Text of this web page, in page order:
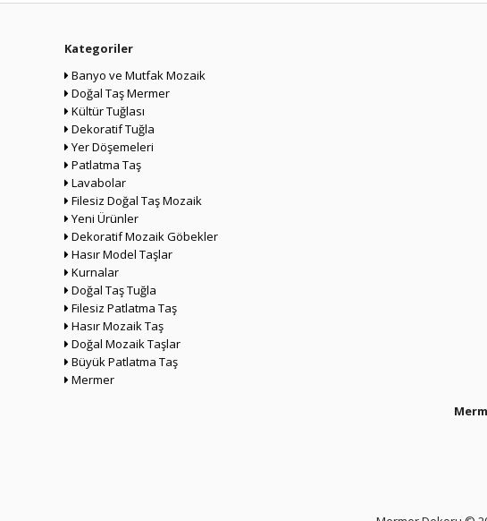
Kategoriler
Banyo ve Mutfak Mozaik
Doğal Taş Mermer
Kültür Tuğlası
Dekoratif Tuğla
Yer Döşemeleri
Patlatma Taş
Lavabolar
Filesiz Doğal Taş Mozaik
Yeni Ürünler
Dekoratif Mozaik Göbekler
Hasır Model Taşlar
Kurnalar
Doğal Taş Tuğla
Filesiz Patlatma Taş
Hasır Mozaik Taş
Doğal Mozaik Taşlar
Büyük Patlatma Taş
Mermer